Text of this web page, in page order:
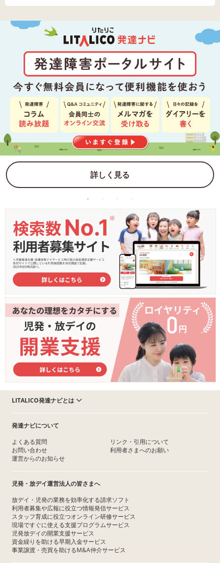
詳しく見る
LITALICO発達ナビとは
発達ナビについて
よくある質問
お問い合わせ
運営からのお知らせ
リンク・引用について
利用者さまへのお願い
児発・放デイ運営法人の皆さまへ
放デイ・児発の業務を効率化する請求ソフト
利用者募集や広報に役立つ情報発信サービス
スタッフ育成に役立つオンライン研修サービス
現場ですぐに使える支援プログラムサービス
児発放デイの開業支援サービス
資金繰りを助ける早期入金サービス
事業譲渡・売買を助けるM&A仲介サービス